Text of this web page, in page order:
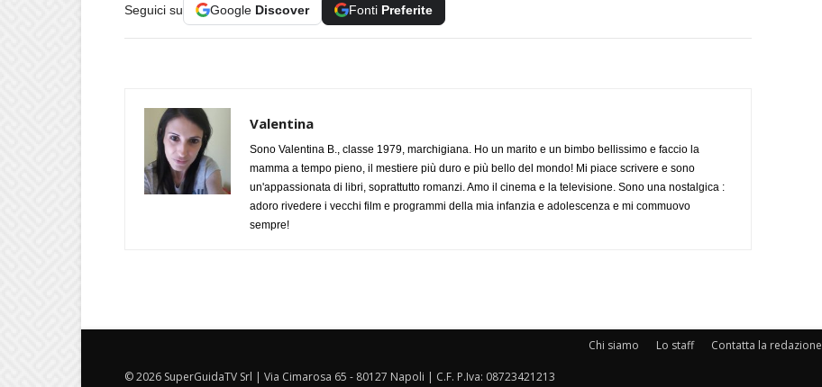
Seguici su Google Discover Fonti Preferite
Valentina
Sono Valentina B., classe 1979, marchigiana. Ho un marito e un bimbo bellissimo e faccio la
mamma a tempo pieno, il mestiere più duro e più bello del mondo! Mi piace scrivere e sono
un'appassionata di libri, soprattutto romanzi. Amo il cinema e la televisione. Sono una nostalgica :
adoro rivedere i vecchi film e programmi della mia infanzia e adolescenza e mi commuovo
sempre!
Chi siamo Lo staff Contatta la redazione
© 2026 SuperGuidaTV Srl | Via Cimarosa 65 - 80127 Napoli | C.F. P.Iva: 08723421213